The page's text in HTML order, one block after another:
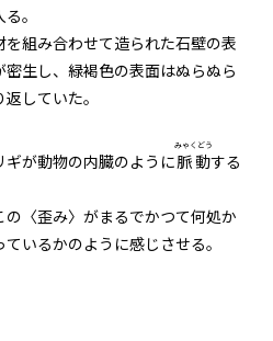
黒髪黒目の少女
話 奇跡の【下拵え】
六話 〈平穏伯〉と、タコ
話 少女の要求
。
組み合わせて造られた石壁の表
生し、緑褐色の表面はぬらぬら
していた。
が動物の内臓のように脈動
みゃくどう
する
〈歪み〉がまるでかつて何処か
いるかのように感じさせる。